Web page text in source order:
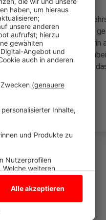
viele Menschen bei
und es sind schon 16. Im
Opfer ist eine Rentnerin
gehen und wurde
so schwer verletzt,